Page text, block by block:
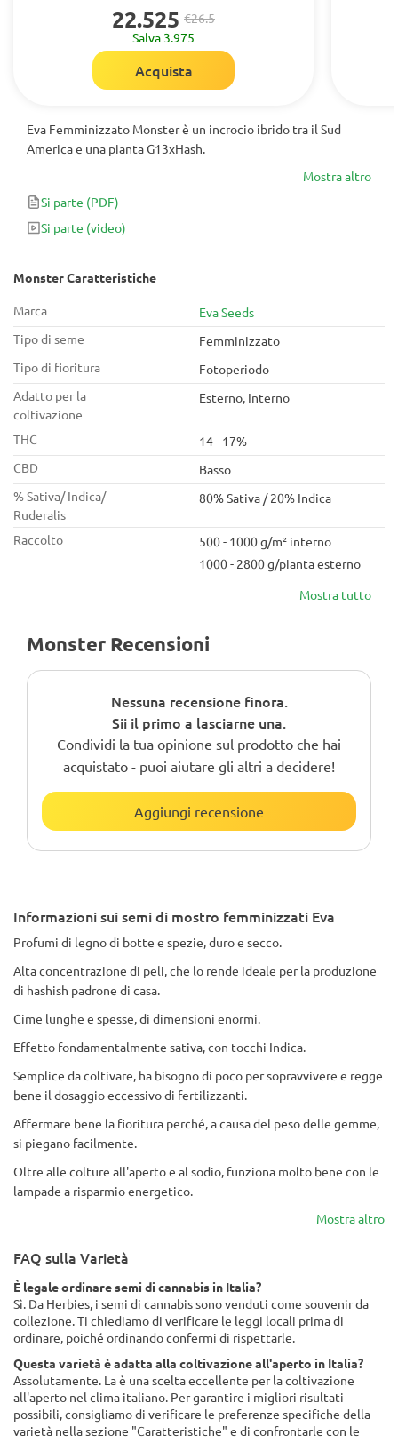
22.525 €26.5
Salva 3.975
Acquista
Eva Femminizzato Monster è un incrocio ibrido tra il Sud
America e una pianta G13xHash.
Mostra altro
Si parte (PDF)
Si parte (video)
Monster Caratteristiche
Marca
Eva Seeds
Tipo di seme
Femminizzato
Tipo di fioritura
Fotoperiodo
Adatto per la
coltivazione
Esterno, Interno
THC
14 - 17%
CBD
Basso
% Sativa/ Indica/
Ruderalis
80% Sativa / 20% Indica
Raccolto
500 - 1000 g/m² interno
1000 - 2800 g/pianta esterno
Mostra tutto
Monster Recensioni
Nessuna recensione finora.
Sii il primo a lasciarne una.
Condividi la tua opinione sul prodotto che hai
acquistato - puoi aiutare gli altri a decidere!
Aggiungi recensione
Informazioni sui semi di mostro femminizzati Eva
Profumi di legno di botte e spezie, duro e secco.
Alta concentrazione di peli, che lo rende ideale per la produzione
di hashish padrone di casa.
Cime lunghe e spesse, di dimensioni enormi.
Effetto fondamentalmente sativa, con tocchi Indica.
Semplice da coltivare, ha bisogno di poco per sopravvivere e regge
bene il dosaggio eccessivo di fertilizzanti.
Affermare bene la fioritura perché, a causa del peso delle gemme,
si piegano facilmente.
Oltre alle colture all'aperto e al sodio, funziona molto bene con le
lampade a risparmio energetico.
Mostra altro
FAQ sulla Varietà
È legale ordinare semi di cannabis in Italia?
Sì. Da Herbies, i semi di cannabis sono venduti come souvenir da
collezione. Ti chiediamo di verificare le leggi locali prima di
ordinare, poiché ordinando confermi di rispettarle.
Questa varietà è adatta alla coltivazione all'aperto in Italia?
Assolutamente. La è una scelta eccellente per la coltivazione
all'aperto nel clima italiano. Per garantire i migliori risultati
possibili, consigliamo di verificare le preferenze specifiche della
varietà nella sezione "Caratteristiche" e di confrontarle con le